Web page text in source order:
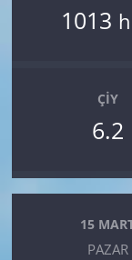
1013
ÇIY
6.2
15
PAZAR